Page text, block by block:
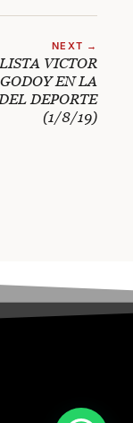
NEXT →
VICTOR
EN LA
DEPORTE
(1/8/19)